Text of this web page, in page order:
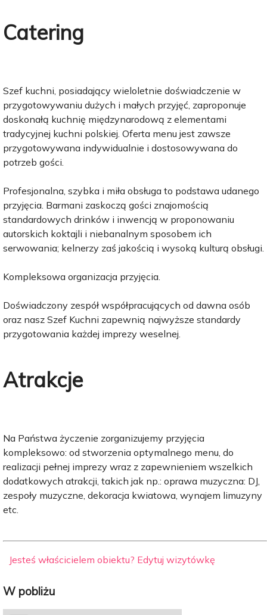
Catering
Szef kuchni, posiadający wieloletnie doświadczenie w
przygotowywaniu dużych i małych przyjęć, zaproponuje
doskonałą kuchnię międzynarodową z elementami
tradycyjnej kuchni polskiej. Oferta menu jest zawsze
przygotowywana indywidualnie i dostosowywana do
potrzeb gości.
Profesjonalna, szybka i miła obsługa to podstawa udanego
przyjęcia. Barmani zaskoczą gości znajomością
standardowych drinków i inwencją w proponowaniu
autorskich koktajli i niebanalnym sposobem ich
serwowania; kelnerzy zaś jakością i wysoką kulturą obsługi.
Kompleksowa organizacja przyjęcia.
Doświadczony zespół współpracujących od dawna osób
oraz nasz Szef Kuchni zapewnią najwyższe standardy
przygotowania każdej imprezy weselnej.
Atrakcje
Na Państwa życzenie zorganizujemy przyjęcia
kompleksowo: od stworzenia optymalnego menu, do
realizacji pełnej imprezy wraz z zapewnieniem wszelkich
dodatkowych atrakcji, takich jak np.: oprawa muzyczna: DJ,
zespoły muzyczne, dekoracja kwiatowa, wynajem limuzyny
etc.
Jesteś właścicielem obiektu? Edytuj wizytówkę
W pobliżu